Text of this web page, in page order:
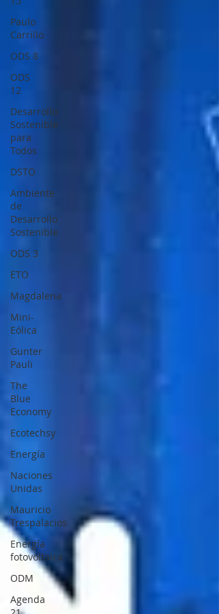
Paulo
Carrillo
ODS 8
ODS
12
Desarrollo
Sostenible
para
Todos
DSTO
Ambiente
de
Desarrollo
Sostenible
ODS 3
ETO
Magdalena
Mini-
Eólica
Gunter
Pauli
The
Blue
Economy
Ecotechsy
Energía
Naciones
Unidas
Mauricio
Trespalacios
Energía
fotovoltaica
ODM
Agenda